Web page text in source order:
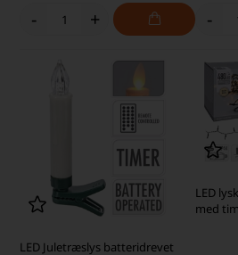
- + -
LED Juletræslys batteridrevet
LED
med